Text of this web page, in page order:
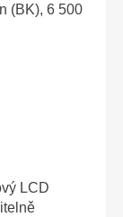
(BK), 6 500
LCD